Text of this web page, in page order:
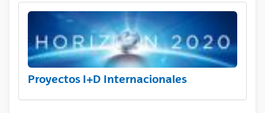
Proyectos I+D Internacionales